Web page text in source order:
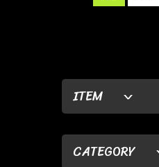
ITEM
CATEGORY